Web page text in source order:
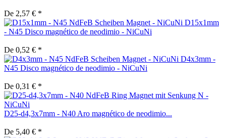
De 2,57 € *
D15x1mm
- N45 Disco magnético de neodimio - NiCuNi
De 0,52 € *
D4x3mm -
N45 Disco magnético de neodimio - NiCuNi
De 0,31 € *
D25-d4,3x7mm - N40 Aro magnético de neodimio...
De 5,40 € *